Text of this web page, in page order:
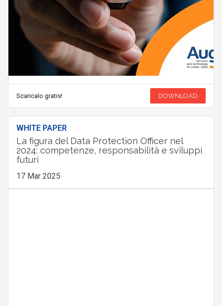
Scaricalo gratis! DOWNLOAD
WHITE PAPER
La figura del Data Protection Officer nel
2024: competenze, responsabilità e sviluppi
futuri
17 Mar 2025